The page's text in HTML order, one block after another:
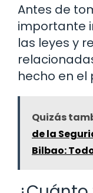
Antes de
importante
las leyes y
hecho en el
Quizás
de la
Bilbao: